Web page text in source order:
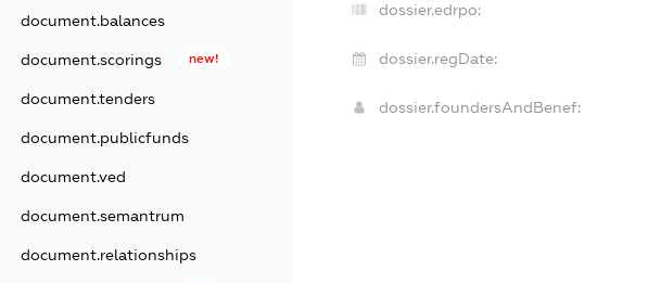
document.balances
document.scorings new!
document.tenders
document.publicfunds
document.ved
document.semantrum
document.relationships
dossier.edrpo:
dossier.regDate:
dossier.foundersAndBenef: